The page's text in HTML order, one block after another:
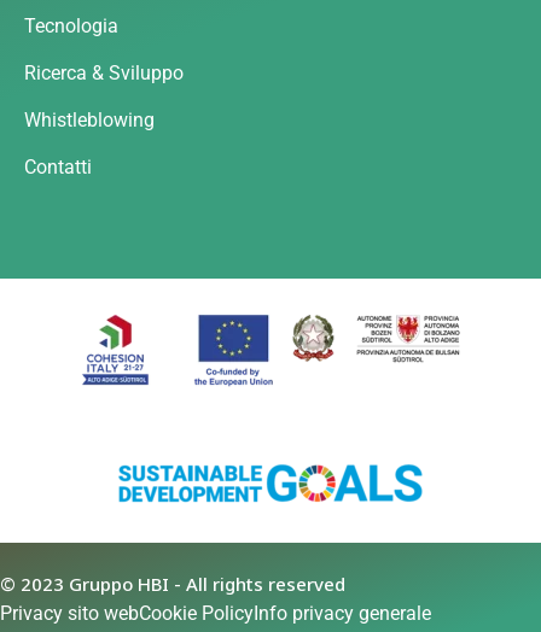
Tecnologia
Ricerca & Sviluppo
Whistleblowing
Contatti
© 2023 Gruppo HBI - All rights reserved
Privacy sito webCookie PolicyInfo privacy generale